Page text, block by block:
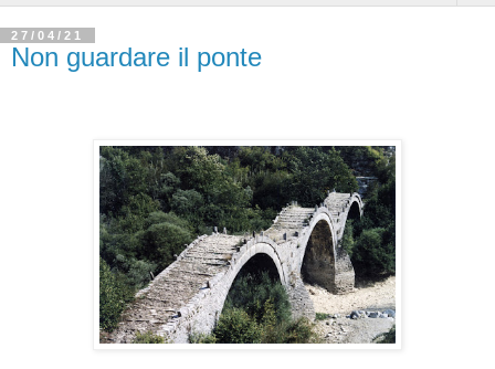
27/04/21
Non guardare il ponte